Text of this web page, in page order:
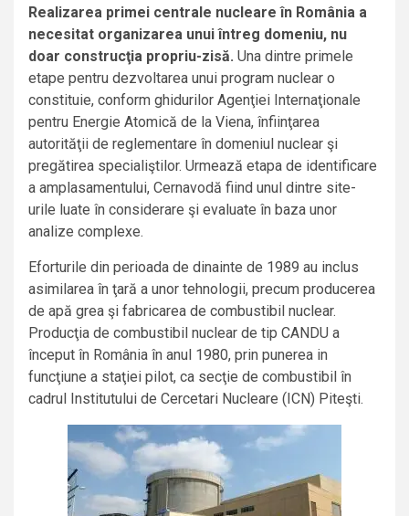
Realizarea primei centrale nucleare în România a
necesitat organizarea unui întreg domeniu, nu
doar construcţia propriu-zisă. Una dintre primele
etape pentru dezvoltarea unui program nuclear o
constituie, conform ghidurilor Agenţiei Internaţionale
pentru Energie Atomică de la Viena, înfiinţarea
autorităţii de reglementare în domeniul nuclear şi
pregătirea specialiştilor. Urmează etapa de identificare
a amplasamentului, Cernavodă fiind unul dintre site-
urile luate în considerare şi evaluate în baza unor
analize complexe.
Eforturile din perioada de dinainte de 1989 au inclus
asimilarea în ţară a unor tehnologii, precum producerea
de apă grea şi fabricarea de combustibil nuclear.
Producţia de combustibil nuclear de tip CANDU a
început în România în anul 1980, prin punerea in
funcţiune a staţiei pilot, ca secţie de combustibil în
cadrul Institutului de Cercetari Nucleare (ICN) Piteşti.